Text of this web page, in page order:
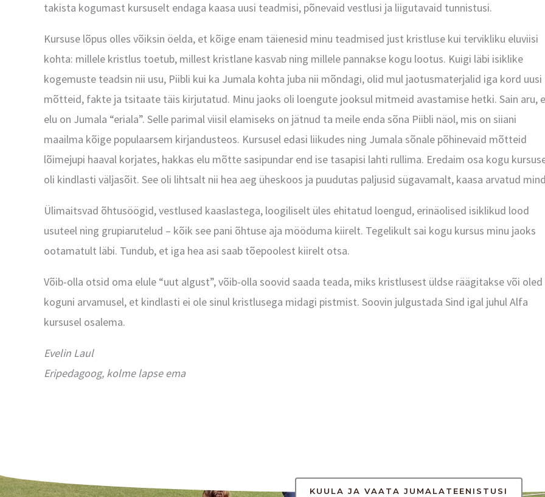
takista kogumast kursuselt endaga kaasa uusi teadmisi, põnevaid vestlusi ja liigutavaid tunnistusi.
Kursuse lõpus olles võiksin öelda, et kõige enam täienesid minu teadmised just kristluse kui tervikliku eluviisi
kohta: millele kristlus toetub, millest kristlane kasvab ning millele pannakse kogu lootus. Kuigi läbi isiklike
kogemuste teadsin nii usu, Piibli kui ka Jumala kohta juba nii mõndagi, olid mul jaotusmaterjalid iga kord uusi
mõtteid, fakte ja tsitaate täis kirjutatud. Minu jaoks oli loengute jooksul mitmeid avastamise hetki. Sain aru,
elu on Jumala “eriala”. Selle parimal viisil elamiseks on jätnud ta meile enda sõna Piibli näol, mis on siiani
maailma kõige populaarsem kirjandusteos. Kursusel edasi liikudes ning Jumala sõnale põhinevaid mõtteid
lõimejupi haaval korjates, hakkas elu mõtte sasipundar end ise tasapisi lahti rullima. Eredaim osa kogu
oli kindlasti väljasõit. See oli lihtsalt nii hea aeg üheskoos ja puudutas paljusid sügavamalt, kaasa arvatud
Ülimaitsvad õhtusöögid, vestlused kaaslastega, loogiliselt üles ehitatud loengud, erinäolised isiklikud lood
usuteel ning grupiarutelud – kõik see pani õhtuse aja mööduma kiirelt. Tegelikult sai kogu kursus minu jaoks
ootamatult läbi. Tundub, et iga hea asi saab tõepoolest kiirelt otsa.
Võib-olla otsid oma elule “uut algust”, võib-olla soovid saada teada, miks kristlusest üldse räägitakse või oled
koguni arvamusel, et kindlasti ei ole sinul kristlusega midagi pistmist. Soovin julgustada Sind igal juhul Alfa
kursusel osalema.
Evelin Laul
Eripedagoog, kolme lapse ema
KUULA JA VAATA JUMALATEENISTUSI